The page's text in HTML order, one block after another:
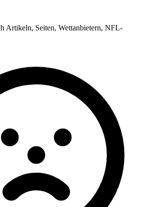
Artikeln, Seiten, Wettanbietern, NFL-